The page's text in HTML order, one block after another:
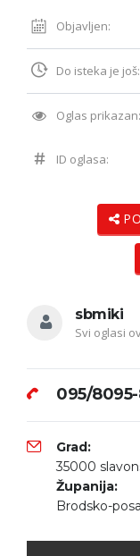
Objavljen:
Do isteka je još:
Oglas prikazan:
ID oglasa:
sbmiki
Svi oglasi
095/8095-
Grad:
35000
Županija:
Brodsko-